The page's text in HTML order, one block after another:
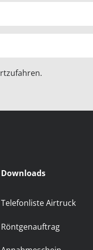
Downloads
Telefonliste Airtruck
Röntgenauftrag